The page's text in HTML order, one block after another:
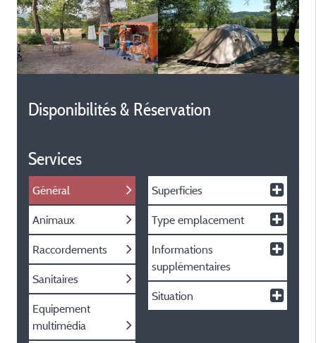
Disponibilités & Réservation
Services
Général
Animaux
Raccordements
Sanitaires
Equipement
multimédia
Superficies
Type emplacement
Informations
supplémentaires
Situation